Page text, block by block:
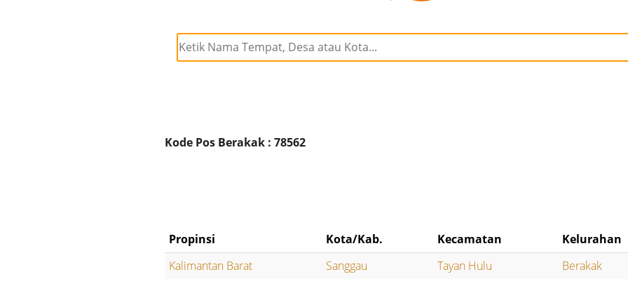
Kode Pos Berakak : 78562
Propinsi Kota/Kab. Kecamatan
Kelurahan
Kalimantan Barat
Sanggau Tayan Hulu Berakak